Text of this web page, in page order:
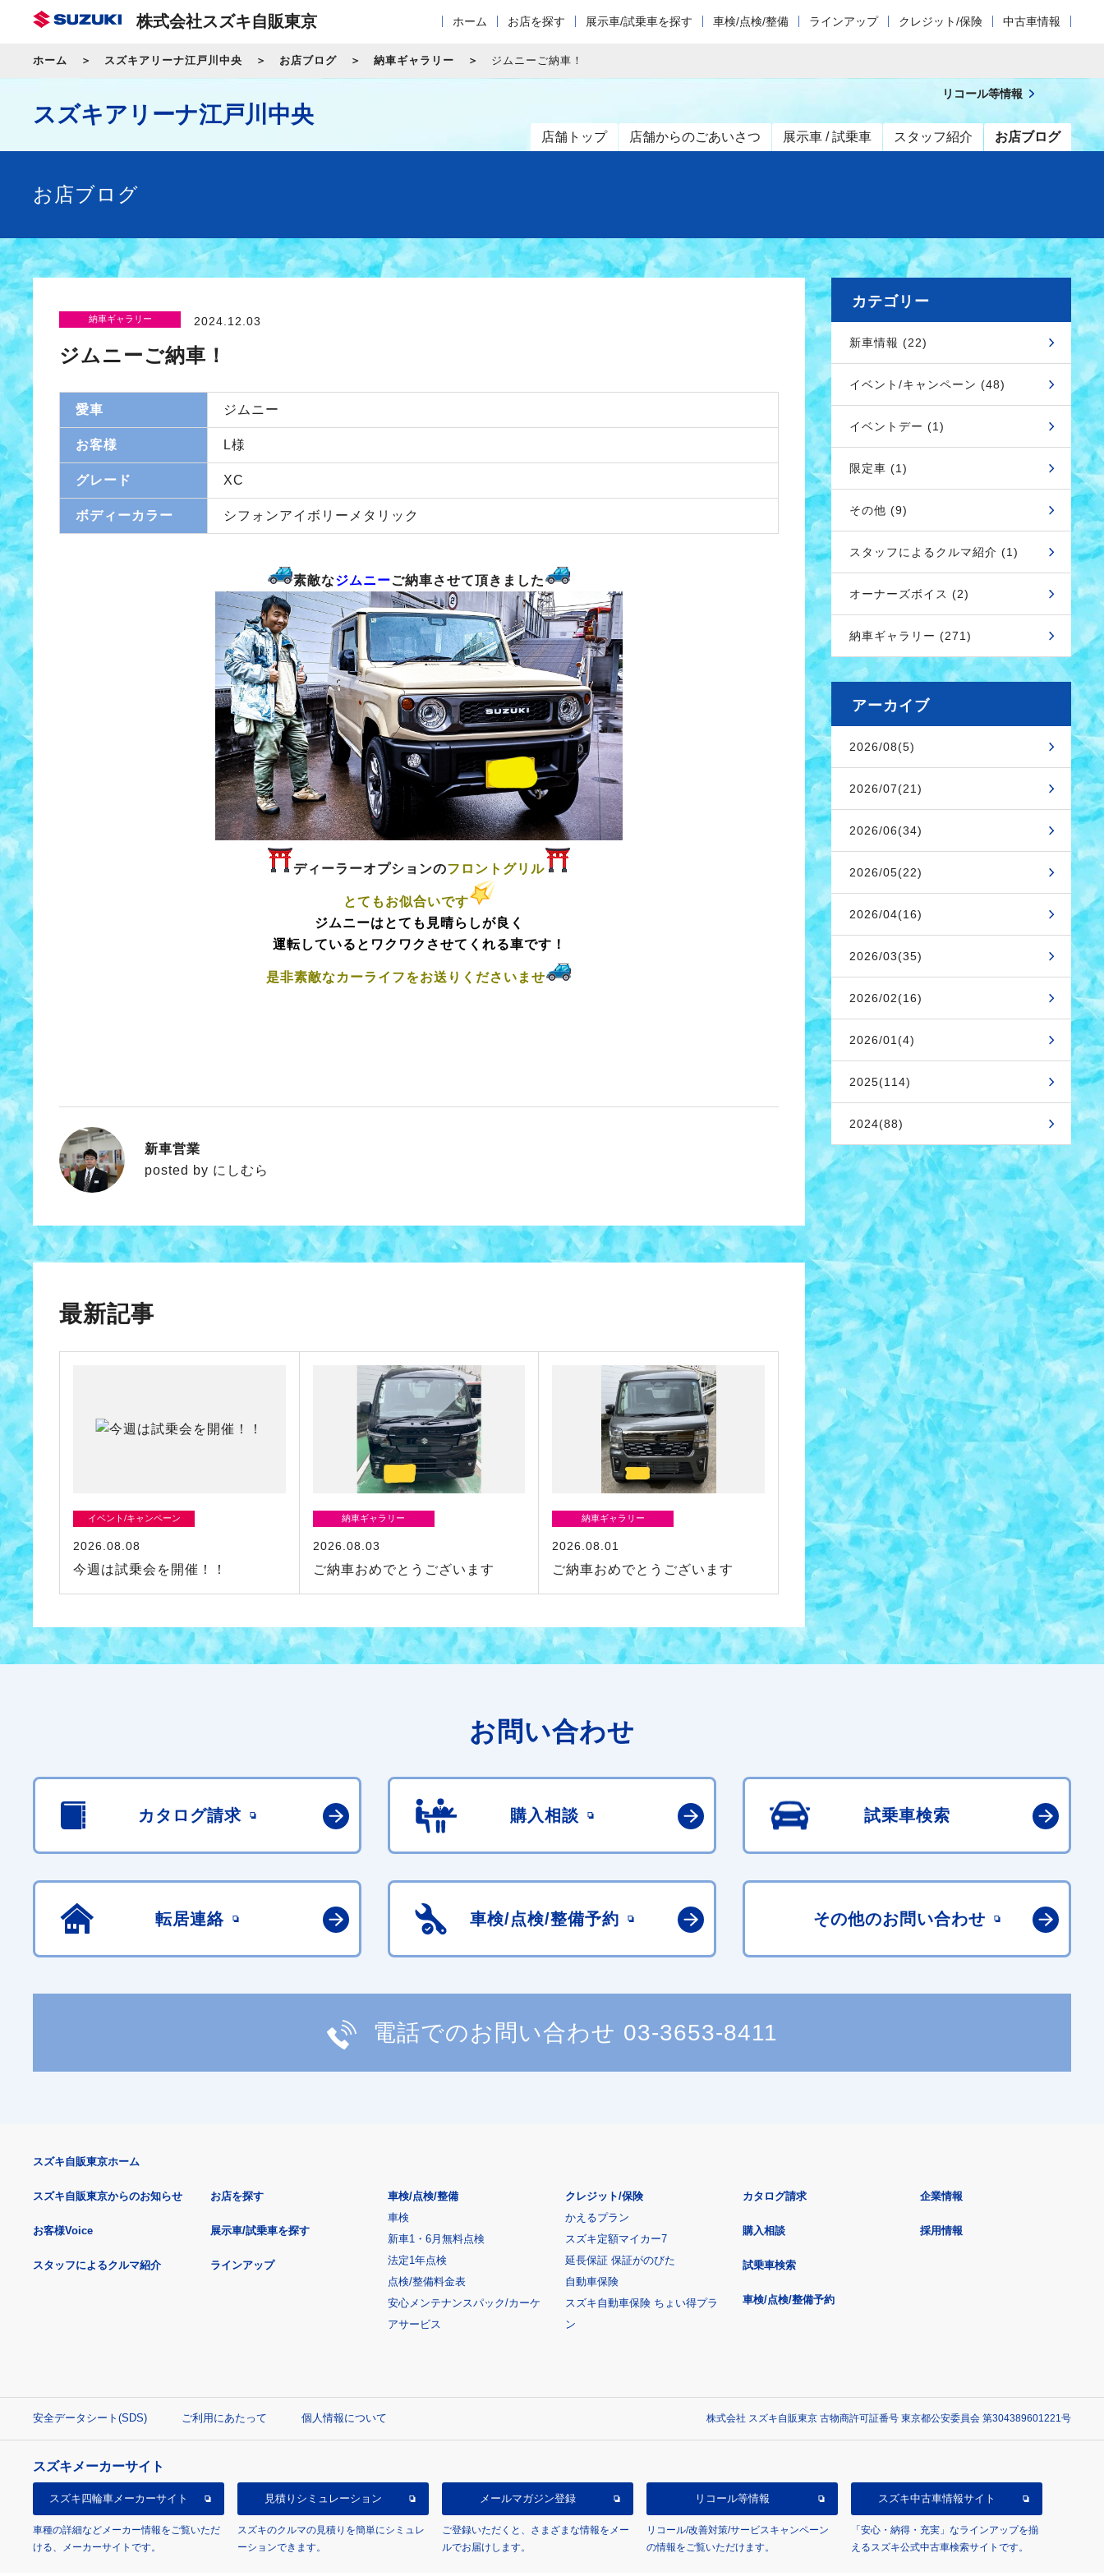
株式会社スズキ自販東京 ホーム お店を探す 展示車/試乗車を探す 車検/点検/整備 ラインアップ クレジット/保険 中古車情報
ホーム スズキアリーナ江戸川中央 お店ブログ 納車ギャラリー ジムニーご納車！
スズキアリーナ江戸川中央
店舗トップ 店舗からのごあいさつ 展示車 / 試乗車 スタッフ紹介 お店ブログ
リコール等情報
お店ブログ
納車ギャラリー 2024.12.03
ジムニーご納車！
愛車 ジムニー
お客様 L様
グレード XC
ボディーカラー シフォンアイボリーメタリック
素敵なジムニーご納車させて頂きました
ディーラーオプションのフロントグリル
とてもお似合いです
ジムニーはとても見晴らしが良く
運転しているとワクワクさせてくれる車です！
是非素敵なカーライフをお送りくださいませ
にしむら
新車営業
posted by にしむら
最新記事
イベント/キャンペーン
2026.08.08
今週は試乗会を開催！！
納車ギャラリー
2026.08.03
ご納車おめでとうございます
納車ギャラリー
2026.08.01
ご納車おめでとうございます
カテゴリー
新車情報 (22)
イベント/キャンペーン (48)
イベントデー (1)
限定車 (1)
その他 (9)
スタッフによるクルマ紹介 (1)
オーナーズボイス (2)
納車ギャラリー (271)
アーカイブ
2026/08(5)
2026/07(21)
2026/06(34)
2026/05(22)
2026/04(16)
2026/03(35)
2026/02(16)
2026/01(4)
2025(114)
2024(88)
お問い合わせ
カタログ請求 購入相談 試乗車検索
転居連絡 車検/点検/整備予約 その他のお問い合わせ
電話でのお問い合わせ 03-3653-8411
スズキ自販東京ホーム
スズキ自販東京からのお知らせ
お客様Voice
スタッフによるクルマ紹介
お店を探す
展示車/試乗車を探す
ラインアップ
車検/点検/整備
車検
新車1・6月無料点検
法定1年点検
点検/整備料金表
安心メンテナンスパック/カーケ
アサービス
クレジット/保険
かえるプラン
スズキ定額マイカー7
延長保証 保証がのびた
自動車保険
スズキ自動車保険 ちょい得プラ
ン
カタログ請求
購入相談
試乗車検索
車検/点検/整備予約
企業情報
採用情報
安全データシート(SDS) ご利用にあたって 個人情報について 株式会社 スズキ自販東京 古物商許可証番号 東京都公安委員会 第304389601221号
スズキメーカーサイト
スズキ四輪車メーカーサイト
車種の詳細などメーカー情報をご覧いただ
ける、メーカーサイトです。
見積り シミュレーション
スズキのクルマの見積りを簡単にシミュレ
ーションできます。
メールマガジン登録
ご登録いただくと、さまざまな情報をメー
ルでお届けします。
リコール等情報
リコール/改善対策/サービスキャンペーン
の情報をご覧いただけます。
スズキ中古車情報サイト
「安心・納得・充実」なラインアップを揃
えるスズキ公式中古車検索サイトです。